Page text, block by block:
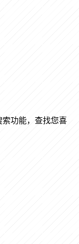
索功能，查找您喜